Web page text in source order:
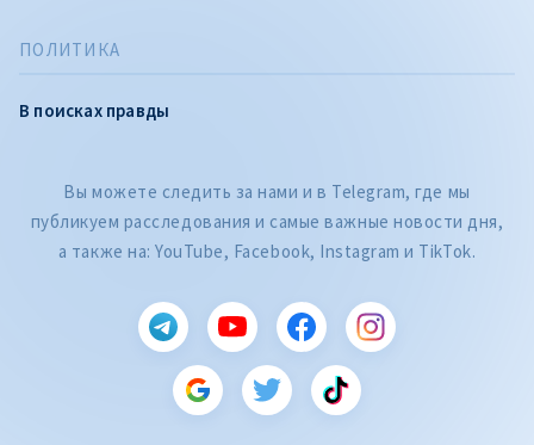
ПОЛИТИКА
В поисках правды
Вы можете следить за нами и в Telegram, где мы
публикуем расследования и самые важные новости дня,
а также на: YouTube, Facebook, Instagram и TikTok.